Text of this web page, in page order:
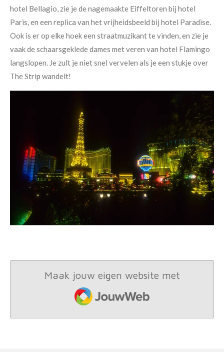
hotel Bellagio, zie je de nagemaakte Eiffeltoren bij hotel
Paris, en een replica van het vrijheidsbeeld bij hotel Paradise.
Ook is er op elke hoek een straatmuzikant te vinden, en zie je
vaak de schaarsgeklede dames met veren van hotel Flamingo
langslopen. Je zult je niet snel vervelen als je een stukje over
The Strip wandelt!
Maak jouw eigen website met
JouwWeb